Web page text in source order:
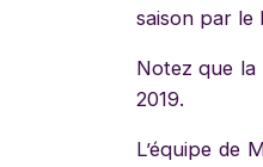
saison par le
Notez que la
2019.
L’équipe de